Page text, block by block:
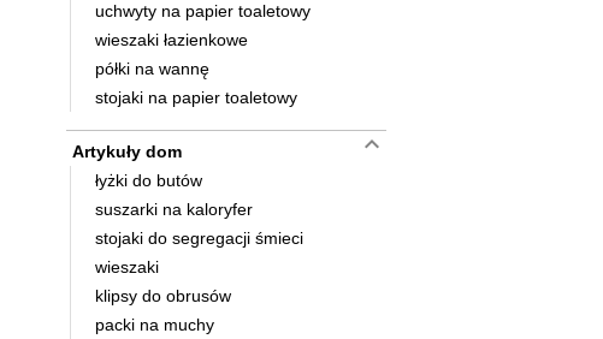
uchwyty na papier toaletowy
wieszaki łazienkowe
półki na wannę
stojaki na papier toaletowy
Artykuły dom keyboard_arrow_down
łyżki do butów
suszarki na kaloryfer
stojaki do segregacji śmieci
wieszaki
klipsy do obrusów
packi na muchy